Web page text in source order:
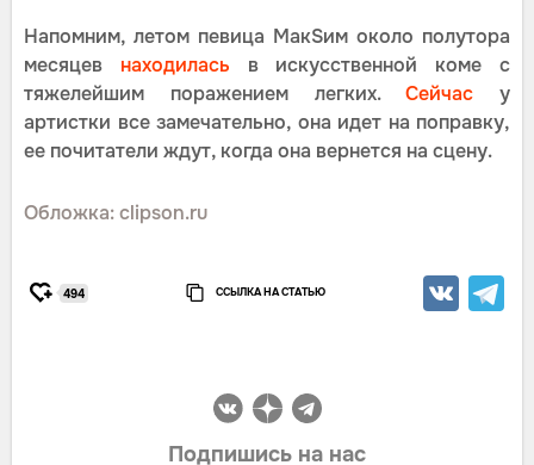
Напомним, летом певица МакSим около полутора
месяцев находилась в искусственной коме с
тяжелейшим поражением легких.Сейчас у
артистки все замечательно, она идет на поправку,
ее почитатели ждут, когда она вернется на сцену.
Обложка: clipson.ru
494 ССЫЛКА НА СТАТЬЮ
Подпишись на нас